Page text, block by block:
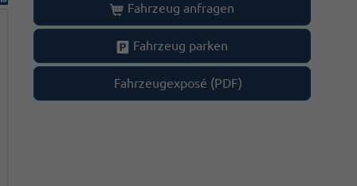
Fahrzeug anfragen
Fahrzeug parken
Fahrzeugexposé (PDF)